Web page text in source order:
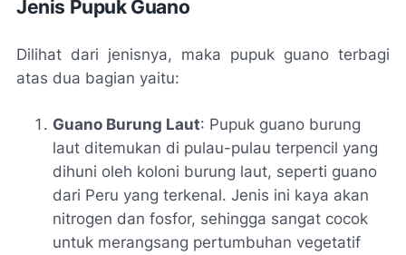
Jenis Pupuk Guano
Dilihat dari jenisnya, maka pupuk guano terbagi
atas dua bagian yaitu:
Guano Burung Laut: Pupuk guano burung
laut ditemukan di pulau-pulau terpencil yang
dihuni oleh koloni burung laut, seperti guano
dari Peru yang terkenal. Jenis ini kaya akan
nitrogen dan fosfor, sehingga sangat cocok
untuk merangsang pertumbuhan vegetatif